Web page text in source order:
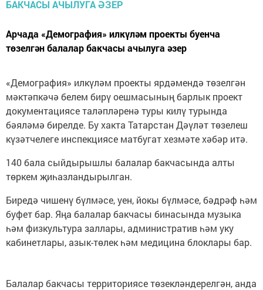
Арчада «Демография» илкүләм проекты буенча
төзелгән балалар бакчасы ачылуга әзер
«Демография» илкүләм проекты ярдәмендә төзелгән
мәктәпкәчә белем бирү оешмасының барлык проект
документациясе таләпләренә туры килү турында
бәяләмә бирелде. Бу хакта Татарстан Дәүләт төзелеш
күзәтчелеге инспекциясе матбугат хезмәте хәбәр итә.
140 бала сыйдырышлы балалар бакчасында алты
төркем җиһазландырылган.
Биредә чишенү бүлмәсе, уен, йокы бүлмәсе, бәдрәф һәм
буфет бар. Яңа балалар бакчасы бинасында музыка
һәм физкультура заллары, административ һәм уку
кабинетлары, азык-төлек һәм медицина блоклары бар.
Балалар бакчасы территориясе төзекләндерелгән, анда